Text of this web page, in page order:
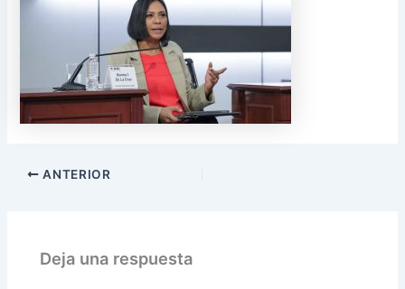
ANTERIOR
Deja una respuesta